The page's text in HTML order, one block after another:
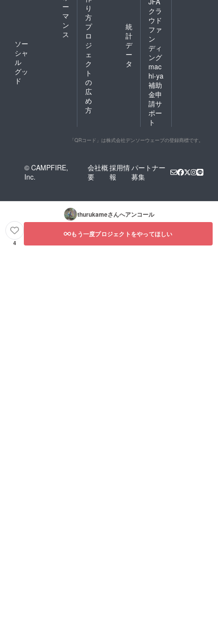
ー
マ
ン
ス
ソー
シャ
ル
グッ
ド
り
方
プ
ロ
ジ
ェ
ク
ト
の
広
め
方
統
計
デ
ー
タ
クラ
ウド
ファ
ン
ディ
ング
mac
hi-ya
補助
金申
請サ
ポー
ト
「QRコード」は株式会社デンソーウェーブの登録商標です。
© CAMPFIRE,
Inc.
会社概
要
採用情
報
パートナー
募集
thurukameさんへアンコール
4
もう一度プロジェクトをやってほしい